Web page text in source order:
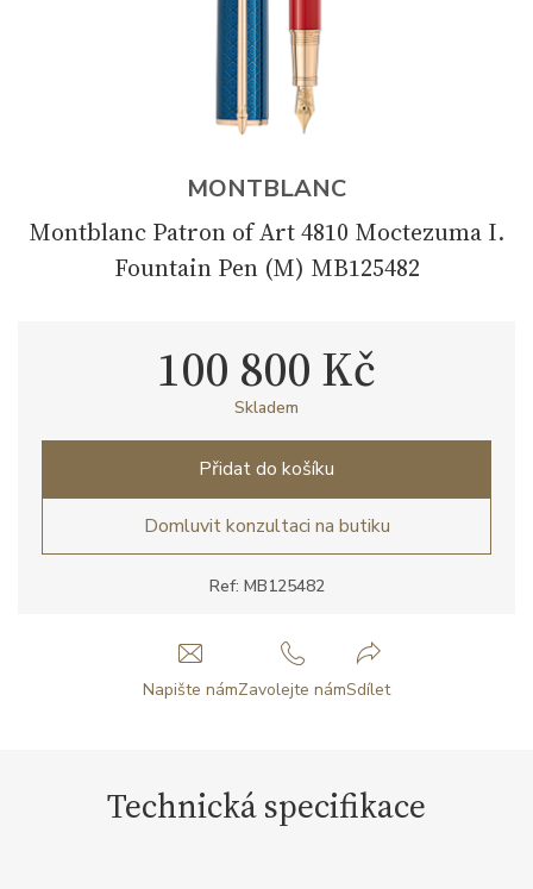
MONTBLANC
Montblanc Patron of Art 4810 Moctezuma I.
Fountain Pen (M) MB125482
Ref: MB125482
100 800 Kč
Skladem
Přidat do košíku
Domluvit konzultaci na butiku
Napište námZavolejte námSdílet
Technická specifikace